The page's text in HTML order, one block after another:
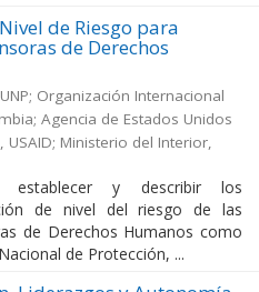
de Riesgo para
de Derechos
; Organización Internacional
; Agencia de Estados Unidos
; Ministerio del Interior,
establecer y describir los
de nivel del riesgo de las
de Derechos Humanos como
de Protección, ...